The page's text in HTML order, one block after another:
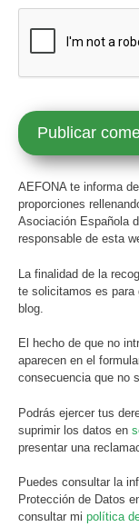
AEFONA te informa
proporciones
Asociación Española
responsable de esta
La finalidad de la
te solicitamos es para
blog.
El hecho de que no
aparecen en el
consecuencia que no
Podrás ejercer tus
suprimir los datos en
presentar una
Puedes consultar la
Protección de Datos
consultar mi política